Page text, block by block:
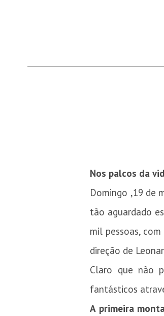
Nos palcos da
Domingo ,19 de
tão aguardado
mil pessoas,
direção de
Claro que não
fantásticos
A primeira